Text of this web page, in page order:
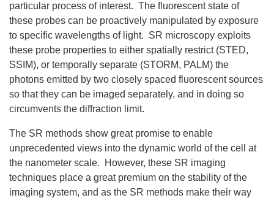
particular process of interest. The fluorescent state of
these probes can be proactively manipulated by exposure
to specific wavelengths of light. SR microscopy exploits
these probe properties to either spatially restrict (STED,
SSIM), or temporally separate (STORM, PALM) the
photons emitted by two closely spaced fluorescent sources
so that they can be imaged separately, and in doing so
circumvents the diffraction limit.
The SR methods show great promise to enable
unprecedented views into the dynamic world of the cell at
the nanometer scale. However, these SR imaging
techniques place a great premium on the stability of the
imaging system, and as the SR methods make their way